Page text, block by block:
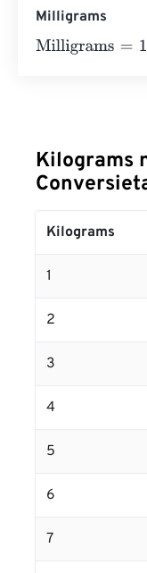
Milligrams
Milligrams=10
Kilograms
Kilograms
1
2
3
4
5
6
7